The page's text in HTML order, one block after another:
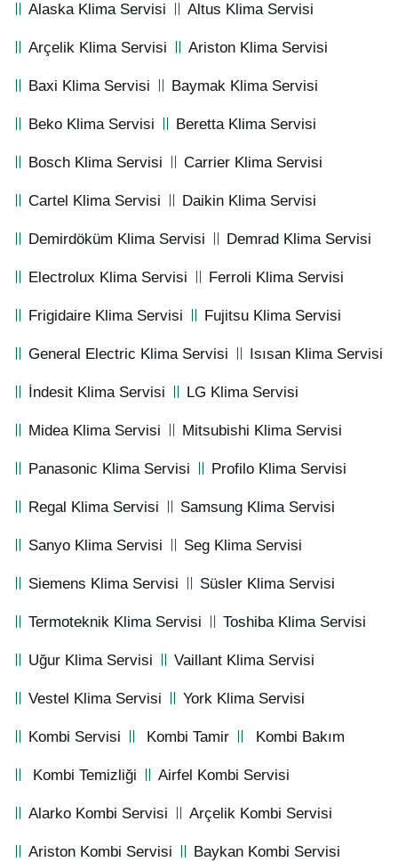
Alaska Klima Servisi Altus Klima Servisi
Arçelik Klima Servisi Ariston Klima Servisi
Baxi Klima Servisi Baymak Klima Servisi
Beko Klima Servisi Beretta Klima Servisi
Bosch Klima Servisi Carrier Klima Servisi
Cartel Klima Servisi Daikin Klima Servisi
Demirdöküm Klima Servisi Demrad Klima Servisi
Electrolux Klima Servisi Ferroli Klima Servisi
Frigidaire Klima Servisi Fujitsu Klima Servisi
General Electric Klima Servisi Isısan Klima Servisi
İndesit Klima Servisi LG Klima Servisi
Midea Klima Servisi Mitsubishi Klima Servisi
Panasonic Klima Servisi Profilo Klima Servisi
Regal Klima Servisi Samsung Klima Servisi
Sanyo Klima Servisi Seg Klima Servisi
Siemens Klima Servisi Süsler Klima Servisi
Termoteknik Klima Servisi Toshiba Klima Servisi
Uğur Klima Servisi Vaillant Klima Servisi
Vestel Klima Servisi York Klima Servisi
Kombi Servisi Kombi Tamir Kombi Bakım
Kombi Temizliği Airfel Kombi Servisi
Alarko Kombi Servisi Arçelik Kombi Servisi
Ariston Kombi Servisi Baykan Kombi Servisi